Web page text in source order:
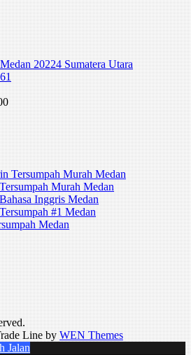
20224 Sumatera Utara
Tersumpah Murah Medan
Murah Medan
Inggris Medan
#1 Medan
Medan
Line byWEN Themes
Jalan